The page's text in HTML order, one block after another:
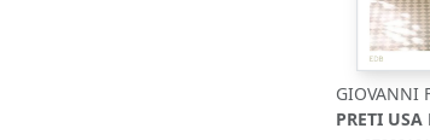
GIOVANNI
PRETI USA